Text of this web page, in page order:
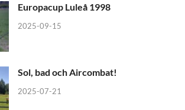
Europacup Luleå 1998
2025-09-15
Sol, bad och Aircombat!
2025-07-21